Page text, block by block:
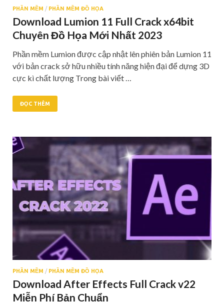
PHẦN MỀM / PHẦN MỀM ĐỒ HỌA
Download Lumion 11 Full Crack x64bit
Chuyên Đồ Họa Mới Nhất 2023
Phần mềm Lumion được cập nhật lên phiên bản Lumion 11
với bản crack sở hữu nhiều tính năng hiện đại để dựng 3D
cực kì chất lượng Trong bài viết …
ĐỌC THÊM
PHẦN MỀM / PHẦN MỀM ĐỒ HỌA
Download After Effects Full Crack v22
Miễn Phí Bản Chuẩn